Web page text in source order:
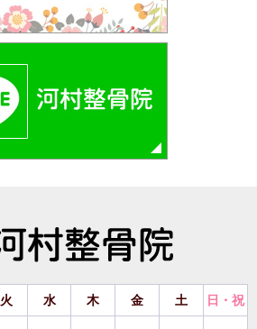
火 水 木 金 土 日・祝